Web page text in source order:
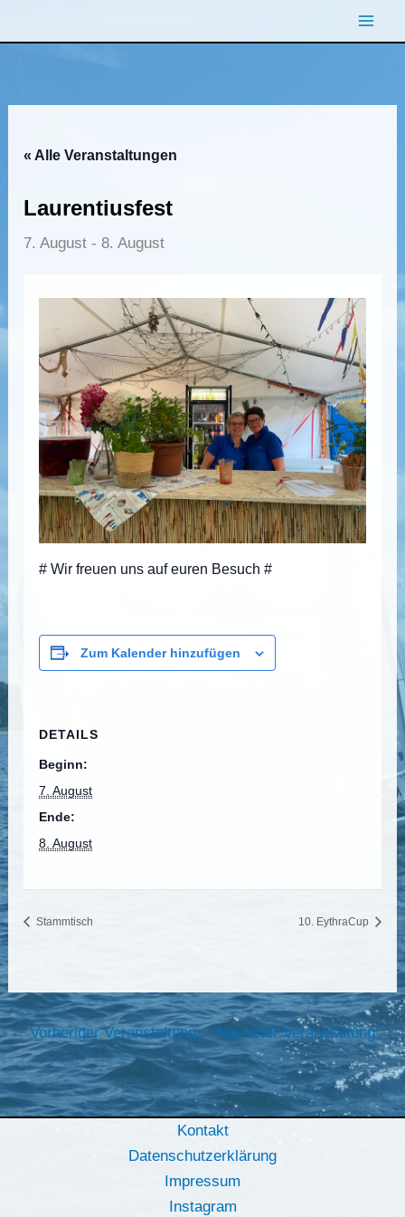
« Alle Veranstaltungen
Laurentiusfest
7. August -8. August
# Wir freuen uns auf euren Besuch #
Zum Kalender hinzufügen
DETAILS
Beginn:
7. August
Ende:
8. August
Stammtisch 10. EythraCup
←Vorheriger Veranstaltung Nächster Veranstaltung→
Kontakt
Datenschutzerklärung
Impressum
Instagram